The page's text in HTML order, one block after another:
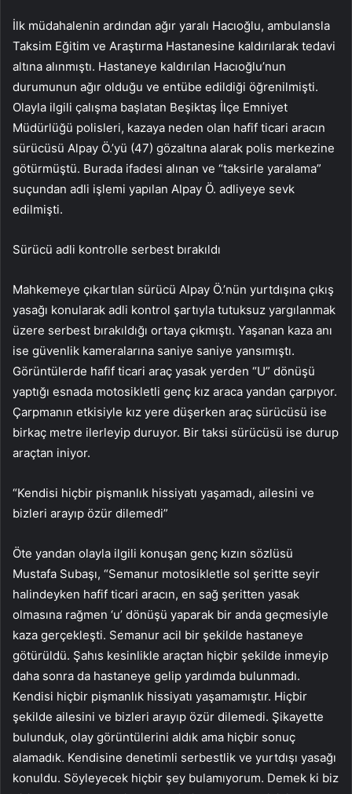
İlk müdahalenin ardından ağır yaralı Hacıoğlu, ambulansla
Taksim Eğitim ve Araştırma Hastanesine kaldırılarak tedavi
altına alınmıştı. Hastaneye kaldırılan Hacıoğlu’nun
durumunun ağır olduğu ve entübe edildiği öğrenilmişti.
Olayla ilgili çalışma başlatan Beşiktaş İlçe Emniyet
Müdürlüğü polisleri, kazaya neden olan hafif ticari aracın
sürücüsü Alpay Ö.’yü (47) gözaltına alarak polis merkezine
götürmüştü. Burada ifadesi alınan ve “taksirle yaralama”
suçundan adli işlemi yapılan Alpay Ö. adliyeye sevk
edilmişti.
Sürücü adli kontrolle serbest bırakıldı
Mahkemeye çıkartılan sürücü Alpay Ö.’nün yurtdışına çıkış
yasağı konularak adli kontrol şartıyla tutuksuz yargılanmak
üzere serbest bırakıldığı ortaya çıkmıştı. Yaşanan kaza anı
ise güvenlik kameralarına saniye saniye yansımıştı.
Görüntülerde hafif ticari araç yasak yerden “U” dönüşü
yaptığı esnada motosikletli genç kız araca yandan çarpıyor.
Çarpmanın etkisiyle kız yere düşerken araç sürücüsü ise
birkaç metre ilerleyip duruyor. Bir taksi sürücüsü ise durup
araçtan iniyor.
“Kendisi hiçbir pişmanlık hissiyatı yaşamadı, ailesini ve
bizleri arayıp özür dilemedi”
Öte yandan olayla ilgili konuşan genç kızın sözlüsü
Mustafa Subaşı, “Semanur motosikletle sol şeritte seyir
halindeyken hafif ticari aracın, en sağ şeritten yasak
olmasına rağmen ‘u’ dönüşü yaparak bir anda geçmesiyle
kaza gerçekleşti. Semanur acil bir şekilde hastaneye
götürüldü. Şahıs kesinlikle araçtan hiçbir şekilde inmeyip
daha sonra da hastaneye gelip yardımda bulunmadı.
Kendisi hiçbir pişmanlık hissiyatı yaşamamıştır. Hiçbir
şekilde ailesini ve bizleri arayıp özür dilemedi. Şikayette
bulunduk, olay görüntülerini aldık ama hiçbir sonuç
alamadık. Kendisine denetimli serbestlik ve yurtdışı yasağı
konuldu. Söyleyecek hiçbir şey bulamıyorum. Demek ki biz